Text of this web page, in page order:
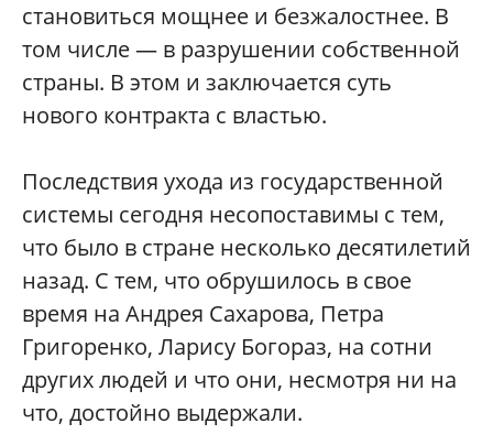
становиться мощнее и безжалостнее. В
том числе — в разрушении собственной
страны. В этом и заключается суть
нового контракта с властью.
Последствия ухода из государственной
системы сегодня несопоставимы с тем,
что было в стране несколько десятилетий
назад. С тем, что обрушилось в свое
время на Андрея Сахарова, Петра
Григоренко, Ларису Богораз, на сотни
других людей и что они, несмотря ни на
что, достойно выдержали.